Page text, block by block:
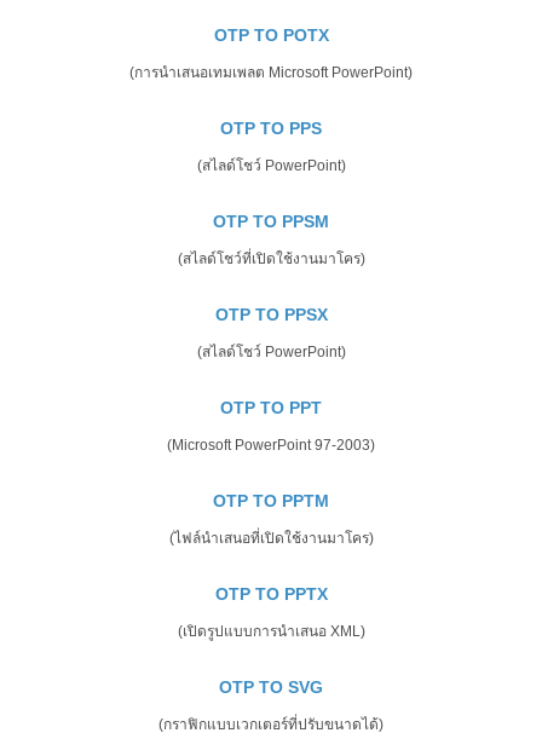
OTP TO POTX
(การนำเสนอเทมเพลต Microsoft PowerPoint)
OTP TO PPS
(สไลด์โชว์ PowerPoint)
OTP TO PPSM
(สไลด์โชว์ที่เปิดใช้งานมาโคร)
OTP TO PPSX
(สไลด์โชว์ PowerPoint)
OTP TO PPT
(Microsoft PowerPoint 97-2003)
OTP TO PPTM
(ไฟล์นำเสนอที่เปิดใช้งานมาโคร)
OTP TO PPTX
(เปิดรูปแบบการนำเสนอ XML)
OTP TO SVG
(กราฟิกแบบเวกเตอร์ที่ปรับขนาดได้)